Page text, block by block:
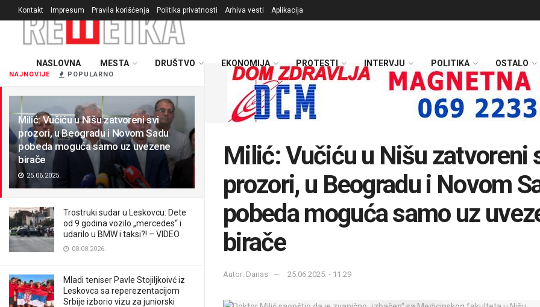
NAJNOVIJE POPULARNO
Milić: Vučiću u Nišu zatvoreni svi
prozori, u Beogradu i Novom Sadu
pobeda moguća samo uz uvezene
birače
25.06.2025.
Trostruki sudar u Leskovcu: Dete
od 9 godina vozilo „mercedes“ i
udarilo u BMW i taksi?! – VIDEO
08.08.2026.
Mladi teniser Pavle Stojiljkoivć iz
Leskovca sa reperezentacijom
Srbije izborio vizu za juniorski
Kontakt Impresum Pravila korišćenja Politika privatnosti Arhiva vesti Aplikacija
NASLOVNA MESTA DRUŠTVO EKONOMIJA PROTESTI INTERVJU POLITIKA OSTALO
Milić: Vučiću u Nišu zatvoreni
prozori, u Beogradu i Novom
pobeda moguća samo uz
birače
Autor: Danas 25.06.2025. - 11:29